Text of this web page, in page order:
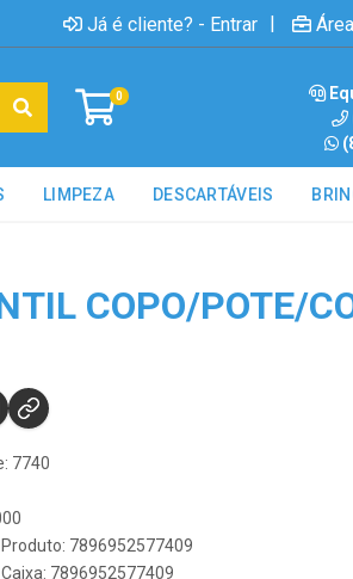
Já é cliente? - Entrar |
0
LIMPEZA DESCARTÁVEIS
COPO/POTE/
7740
7896952577409
7896952577409